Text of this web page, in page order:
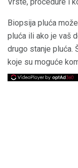
Biopsija pluća
pluća ili ako je vaš
drugo stanje pluća.
koje su moguće